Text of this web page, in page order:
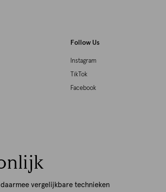
vergelijkbare technieken
Follow Us
Instagram
TikTok
Facebook